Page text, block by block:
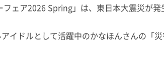
ェア2026 Spring」は、東日本大震災が
イドルとして活躍中のかなほんさんの